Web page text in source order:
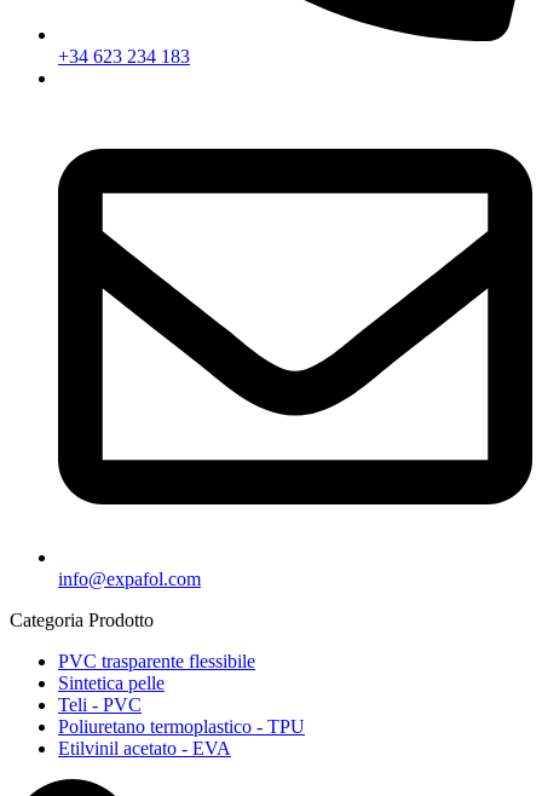
+34 623 234 183
info@expafol.com
Categoria Prodotto
PVC trasparente flessibile
Sintetica pelle
Teli - PVC
Poliuretano termoplastico - TPU
Etilvinil acetato - EVA